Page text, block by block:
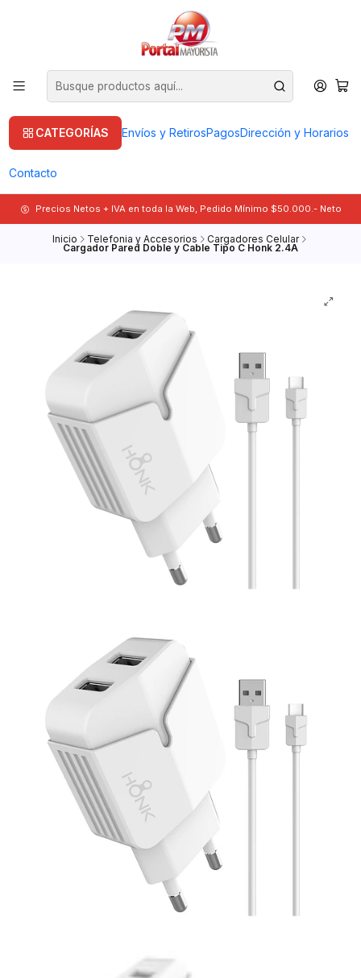
CATEGORÍAS Envíos y RetirosPagosDirección y Horarios
Contacto
Precios Netos + IVA en toda la Web, Pedido Mínimo $50.000.- Neto
Inicio Telefonia y Accesorios Cargadores Celular
Cargador Pared Doble y Cable Tipo C Honk 2.4A